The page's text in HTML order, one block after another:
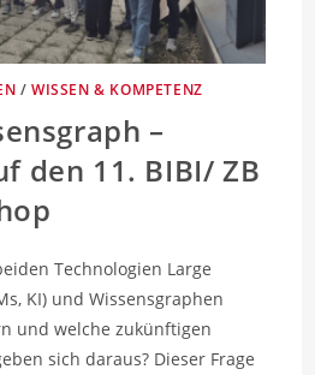
/WISSEN & KOMPETENZ
–
den 11. BIBI/ ZB
Technologien Large
KI) und Wissensgraphen
und welche zukünftigen
sich daraus? Dieser Frage